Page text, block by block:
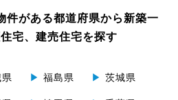
件がある都道府県から新築一
宅、建売住宅を探す
▶ 福島県 ▶ 茨城県